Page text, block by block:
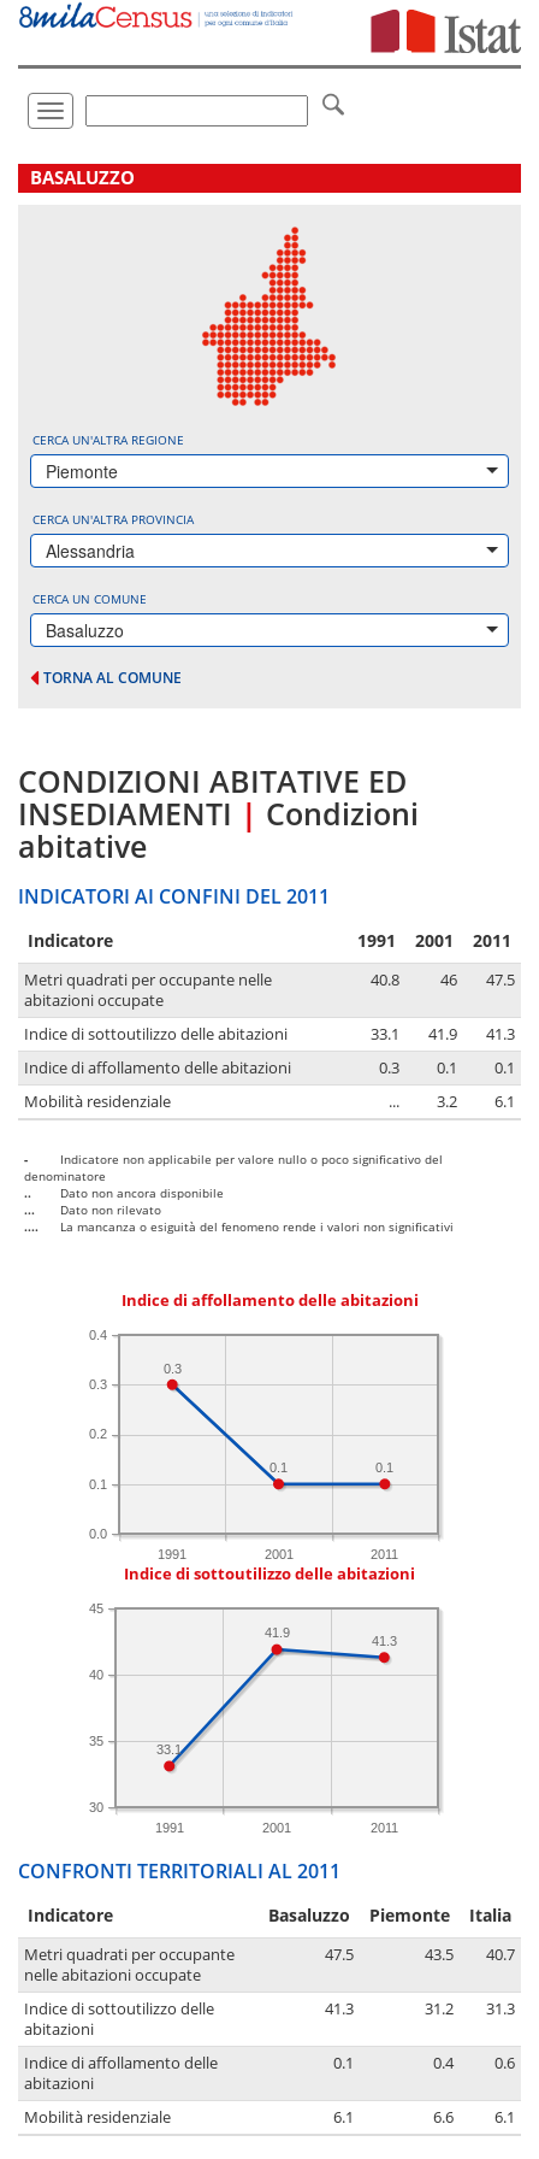
Vai
direttamente
Toggle
navigation
.
BASALUZZO
CERCA UN'ALTRA REGIONE
Piemonte
CERCA UN'ALTRA PROVINCIA
Alessandria
CERCA UN COMUNE
Basaluzzo
TORNA AL COMUNE
CONDIZIONI ABITATIVE ED
INSEDIAMENTI | Condizioni
abitative
INDICATORI AI CONFINI DEL 2011
Indicatore 1991 2001 2011
Metri quadrati per occupante nelle
abitazioni occupate
40.8 46 47.5
Indice di sottoutilizzo delle abitazioni 33.1 41.9
41.3
Indice di affollamento delle abitazioni
0.3 0.1
0.1
Mobilità residenziale
... 3.2 6.1
-
Indicatore non applicabile per valore nullo o poco significativo del
denominatore
..
Dato non ancora disponibile
...
Dato non rilevato
....
La mancanza o esiguità del fenomeno rende i valori non significativi
Indice di affollamento delle abitazioni
1991 2001 2011
0.0
0.1
0.2
0.3
0.4
0.1
0.1
0.3
Indice di sottoutilizzo delle abitazioni
1991 2001 2011
30
35
40
45
41.3
41.9
33.1
CONFRONTI TERRITORIALI AL 2011
Indicatore Basaluzzo Piemonte Italia
Metri quadrati per occupante
nelle abitazioni occupate
47.5 43.5 40.7
Indice di sottoutilizzo delle
abitazioni
41.3 31.2 31.3
Indice di affollamento delle
abitazioni
0.1 0.4 0.6
Mobilità residenziale 6.1 6.6 6.1